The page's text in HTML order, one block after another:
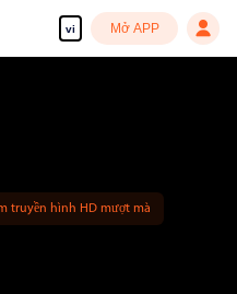
vi Mở APP
truyền hình HD mượt mà